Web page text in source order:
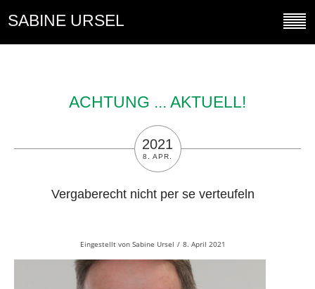
SABINE URSEL
ACHTUNG ... AKTUELL!
2021
8. APR.
Vergaberecht nicht per se verteufeln
Eingestellt vonSabine Ursel / 8. April 2021